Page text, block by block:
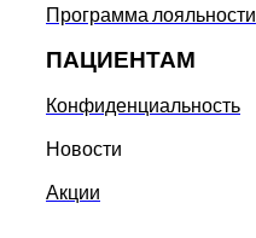
Программа лояльности
ПАЦИЕНТАМ
Конфиденциальность
Новости
Акции